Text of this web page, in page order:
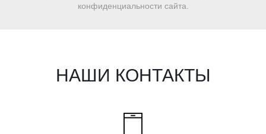
конфиденциальности сайта.
НАШИ КОНТАКТЫ